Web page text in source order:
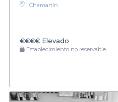
Chamartín
€€€€ Elevado
Establecimiento no reservable